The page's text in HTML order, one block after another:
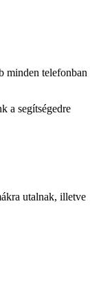
minden telefonban
a segítségedre
utalnak, illetve